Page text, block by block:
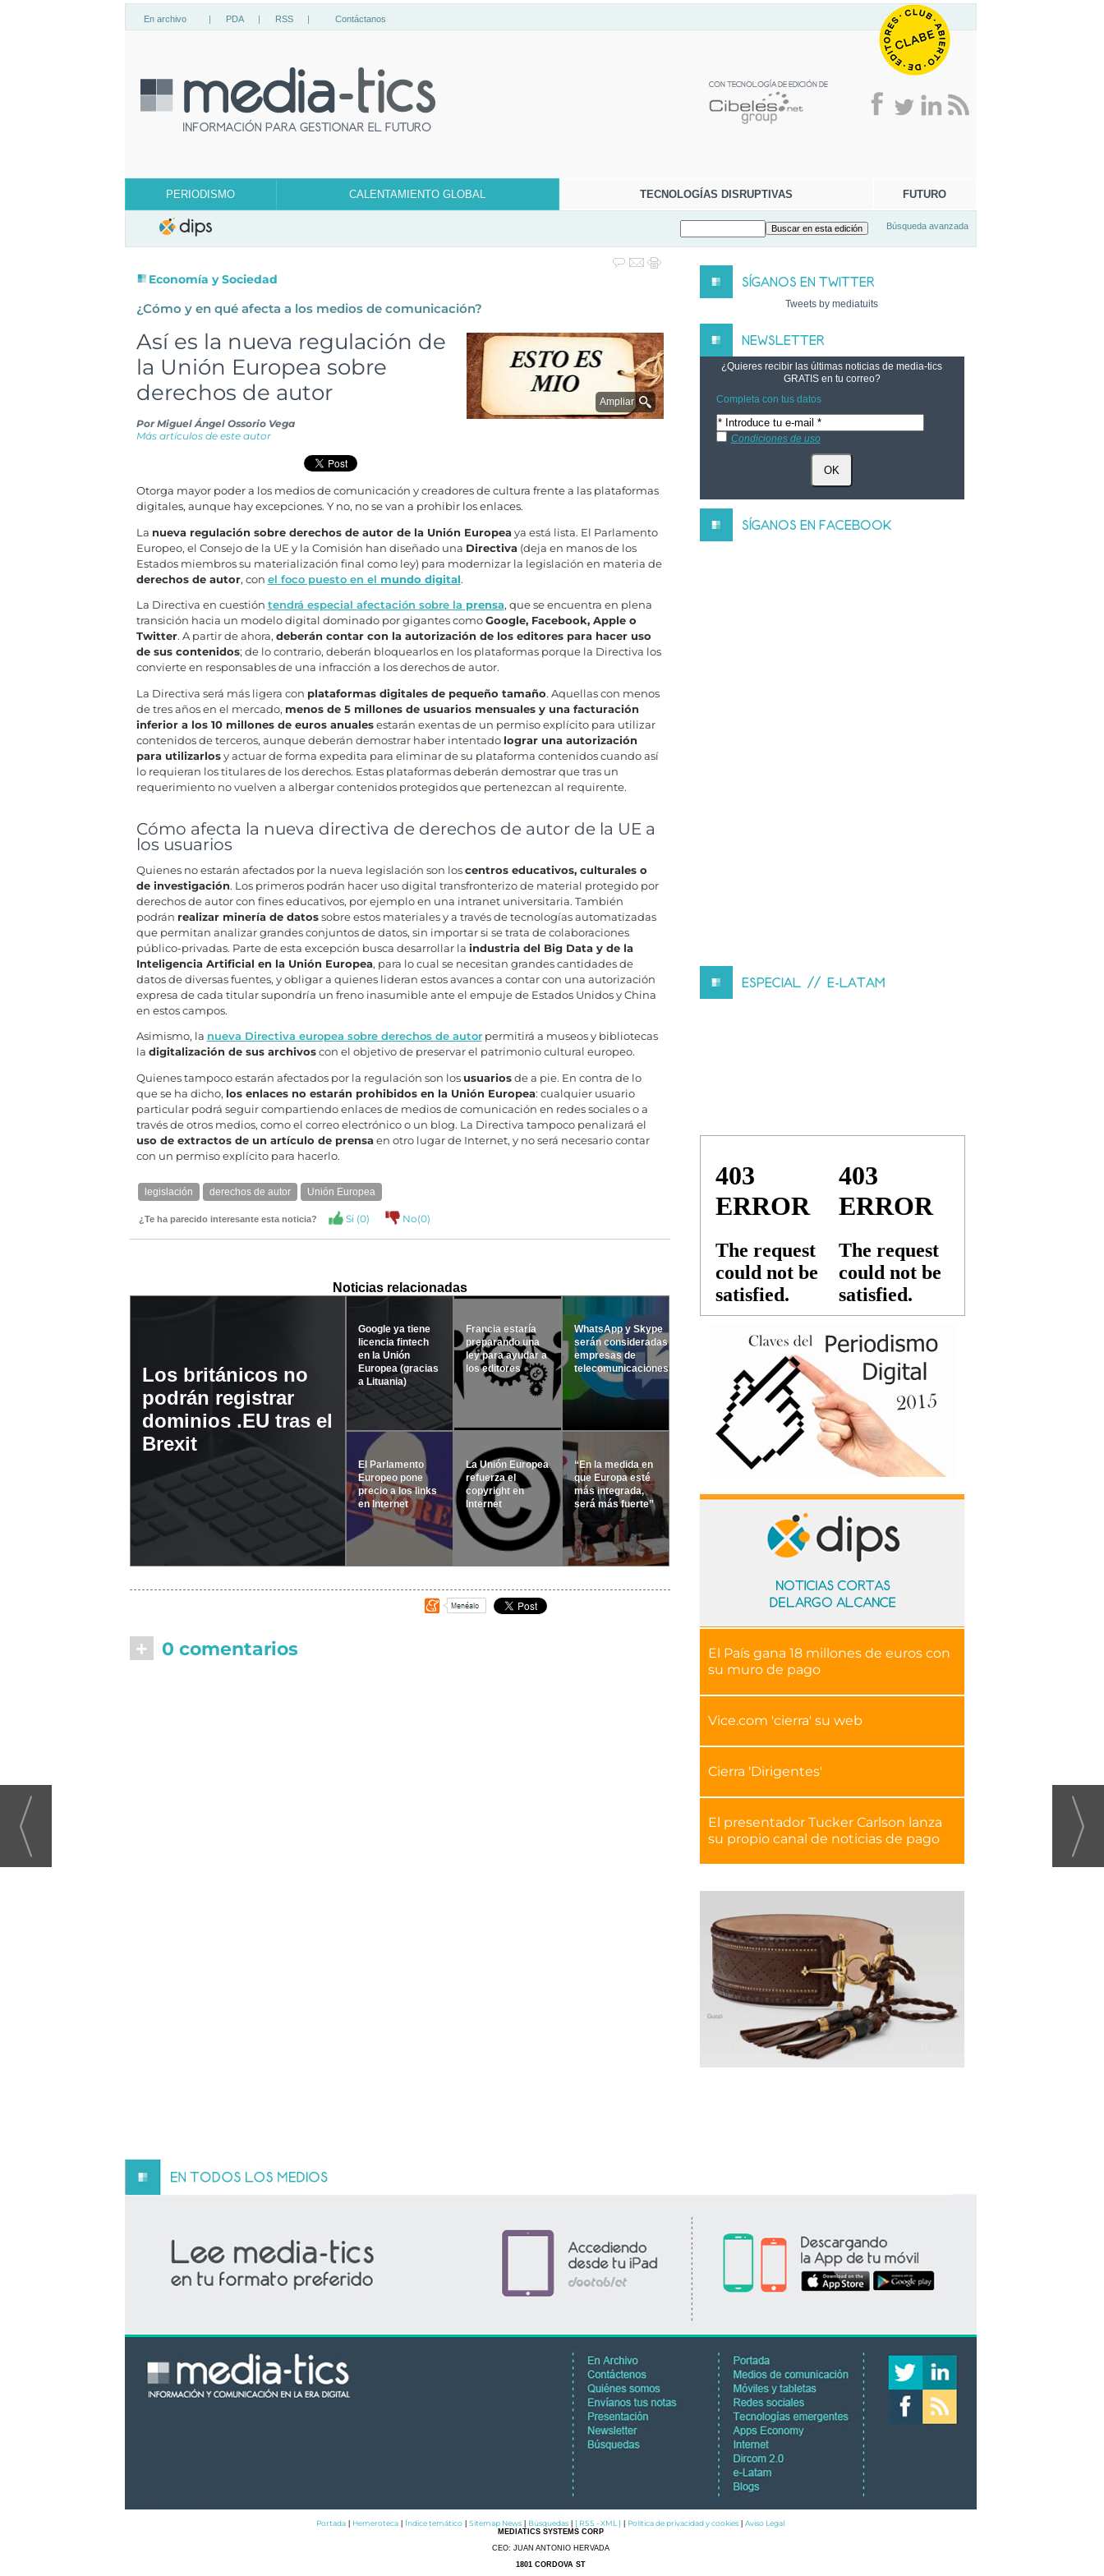
En archivo | PDA | RSS | Contáctanos
PERIODISMO CALENTAMIENTO GLOBAL TECNOLOGÍAS DISRUPTIVAS FUTURO
Búsqueda avanzada
Economía y Sociedad
¿Cómo y en qué afecta a los medios de comunicación?
Ampliar
Así es la nueva regulación de
la Unión Europea sobre
derechos de autor
PorMiguel Ángel Ossorio Vega
Más artículos de este autor
Otorga mayor poder a los medios de comunicación y creadores de cultura frente a las plataformas
digitales, aunque hay excepciones. Y no, no se van a prohibir los enlaces.
La nueva regulación sobre derechos de autor de la Unión Europeaya está lista. El Parlamento
Europeo, el Consejo de la UE y la Comisión han diseñado una Directiva(deja en manos de los
Estados miembros su materialización final como ley) para modernizar la legislación en materia de
derechos de autor, con el foco puesto en el mundo digital.
La Directiva en cuestión tendrá especial afectación sobre la prensa, que se encuentra en plena
transición hacia un modelo digital dominado por gigantes como Google, Facebook, Apple o
Twitter. A partir de ahora, deberán contar con la autorización de los editores para hacer uso
de sus contenidos; de lo contrario, deberán bloquearlos en los plataformas porque la Directiva los
convierte en responsables de una infracción a los derechos de autor.
La Directiva será más ligera con plataformas digitales de pequeño tamaño. Aquellas con menos
de tres años en el mercado, menos de 5 millones de usuarios mensuales y una facturación
inferior a los 10 millones de euros anualesestarán exentas de un permiso explícito para utilizar
contenidos de terceros, aunque deberán demostrar haber intentado lograr una autorización
para utilizarlosy actuar de forma expedita para eliminar de su plataforma contenidos cuando así
lo requieran los titulares de los derechos. Estas plataformas deberán demostrar que tras un
requerimiento no vuelven a albergar contenidos protegidos que pertenezcan al requirente.
Cómo afecta la nueva directiva de derechos de autor de la UE a
los usuarios
Quienes no estarán afectados por la nueva legislación son los centros educativos, culturales o
de investigación. Los primeros podrán hacer uso digital transfronterizo de material protegido por
derechos de autor con fines educativos, por ejemplo en una intranet universitaria. También
podrán realizar minería de datossobre estos materiales y a través de tecnologías automatizadas
que permitan analizar grandes conjuntos de datos, sin importar si se trata de colaboraciones
público-privadas. Parte de esta excepción busca desarrollar la industria del Big Data y de la
Inteligencia Artificial en la Unión Europea, para lo cual se necesitan grandes cantidades de
datos de diversas fuentes, y obligar a quienes lideran estos avances a contar con una autorización
expresa de cada titular supondría un freno inasumible ante el empuje de Estados Unidos y China
en estos campos.
Asimismo, la nueva Directiva europea sobre derechos de autorpermitirá a museos y bibliotecas
la digitalización de sus archivoscon el objetivo de preservar el patrimonio cultural europeo.
Quienes tampoco estarán afectados por la regulación son los usuariosde a pie. En contra de lo
que se ha dicho, los enlaces no estarán prohibidos en la Unión Europea: cualquier usuario
particular podrá seguir compartiendo enlaces de medios de comunicación en redes sociales o a
través de otros medios, como el correo electrónico o un blog. La Directiva tampoco penalizará el
uso de extractos de un artículo de prensaen otro lugar de Internet, y no será necesario contar
con un permiso explícito para hacerlo.
legislación derechos de autor Unión Europea
¿Te ha parecido interesante esta noticia? Si (0) No(0)
Noticias relacionadas
Los británicos no
podrán registrar
dominios .EU tras el
Brexit
Google ya tiene
licencia fintech
en la Unión
Europea (gracias
a Lituania)
El Parlamento
Europeo pone
precio a los links
en Internet
Francia estaría
preparando una
ley para ayudar a
los editores
La Unión Europea
refuerza el
copyright en
Internet
WhatsApp y Skype
serán consideradas
empresas de
telecomunicaciones
“En la medida en
que Europa esté
más integrada,
será más fuerte”
+ 0 comentarios
Tweets by mediatuits
¿Quieres recibir las últimas noticias de media-tics
GRATISen tu correo?
Completa con tus datos
Condiciones de uso
El País gana 18 millones de euros con
su muro de pago
Vice.com 'cierra' su web
Cierra 'Dirigentes'
El presentador Tucker Carlson lanza
su propio canal de noticias de pago
Portada Hemeroteca Índice temático Sitemap News Búsquedas [ RSS - XML ] Política de privacidad y cookies Aviso Legal
MEDIATICS SYSTEMS CORP
CEO: JUAN ANTONIO HERVADA
1801 CORDOVA ST